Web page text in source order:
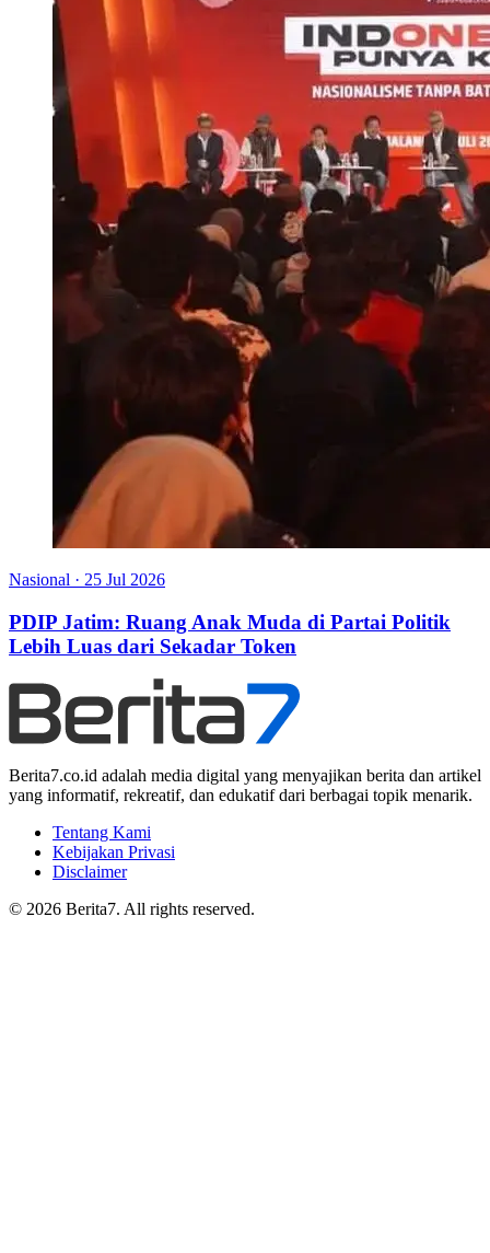
Nasional · 25 Jul 2026
PDIP Jatim: Ruang Anak Muda di Partai Politik
Lebih Luas dari Sekadar Token
Berita7.co.id adalah media digital yang menyajikan berita dan artikel
yang informatif, rekreatif, dan edukatif dari berbagai topik menarik.
Tentang Kami
Kebijakan Privasi
Disclaimer
© 2026 Berita7. All rights reserved.